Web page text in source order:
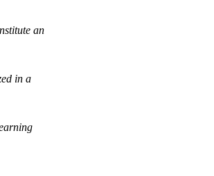
an
in a